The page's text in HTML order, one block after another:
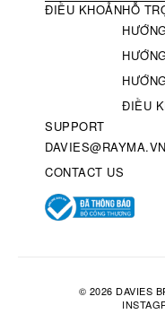
ĐIỀU KHOẢNHỖ
ĐIỀU
SUPPORT
DAVIES@RAYMA.VN
CONTACT US
© 2026 DAVIES